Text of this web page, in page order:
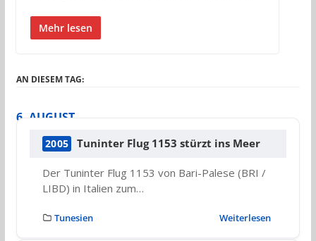
Mehr lesen
AN DIESEM TAG:
6. AUGUST
2005 Tuninter Flug 1153 stürzt ins Meer
Der Tuninter Flug 1153 von Bari-Palese (BRI /
LIBD) in Italien zum…
Tunesien Weiterlesen